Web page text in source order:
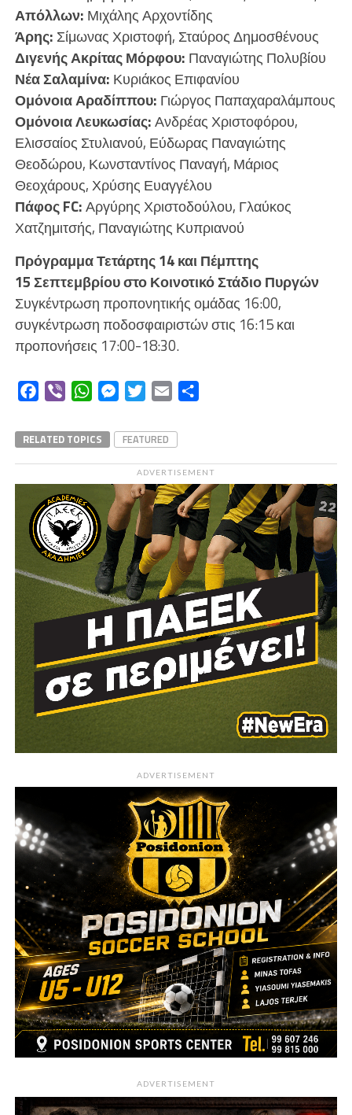
Απόλλων: Μιχάλης Αρχοντίδης
Άρης: Σίμωνας Χριστοφή, Σταύρος Δημοσθένους
Διγενής Ακρίτας Μόρφου: Παναγιώτης Πολυβίου
Νέα Σαλαμίνα: Κυριάκος Επιφανίου
Ομόνοια Αραδίππου: Γιώργος Παπαχαραλάμπους
Ομόνοια Λευκωσίας:Ανδρέας Χριστοφόρου,
Ελισσαίος Στυλιανού, Εύδωρας Παναγιώτης
Θεοδώρου, Κωνσταντίνος Παναγή, Μάριος
Θεοχάρους, Χρύσης Ευαγγέλου
Πάφος FC:Αργύρης Χριστοδούλου, Γλαύκος
Χατζημιτσής, Παναγιώτης Κυπριανού
Πρόγραμμα Τετάρτης 14 και Πέμπτης
15 Σεπτεμβρίου στο Κοινοτικό Στάδιο Πυργών
Συγκέντρωση προπονητικής ομάδας 16:00,
συγκέντρωση ποδοσφαιριστών στις 16:15 και
προπονήσεις 17:00-18:30.
Facebook
Viber WhatsAppMessengerTwitterEmail
RELATED TOPICS FEATURED
ADVERTISEMENT
ADVERTISEMENT
ADVERTISEMENT